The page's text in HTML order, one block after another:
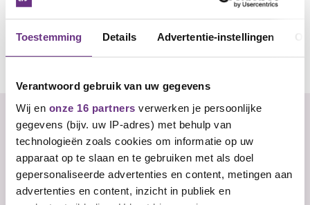
Toestemming Details Advertentie-instellingen
Verantwoord gebruik van uw gegevens
Wij en onze 16 partners verwerken je persoonlijke
gegevens (bijv. uw IP-adres) met behulp van
technologieën zoals cookies om informatie op uw
apparaat op te slaan en te gebruiken met als doel
gepersonaliseerde advertenties en content, metingen aan
advertenties en content, inzicht in publiek en
Er zijn nog geen reacties, wees de eerste!
U
Reageren